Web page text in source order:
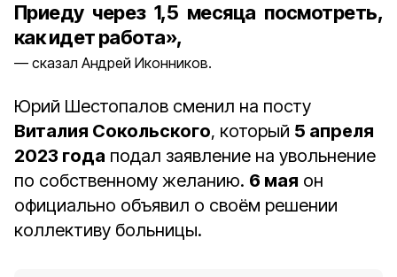
Приеду через 1,5 месяца посмотреть,
как идет работа»,
сказал Андрей Иконников.
Юрий Шестопалов сменил на посту
Виталия Сокольского, который 5 апреля
2023 года подал заявление на увольнение
по собственному желанию. 6 мая он
официально объявил о своём решении
коллективу больницы.